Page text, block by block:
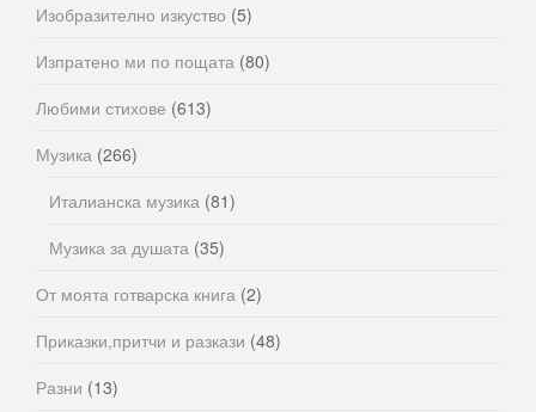
Изобразително изкуство (5)
Изпратено ми по пощата (80)
Любими стихове (613)
Музика (266)
Италианска музика (81)
Музика за душата (35)
От моята готварска книга (2)
Приказки,притчи и разкази (48)
Разни (13)